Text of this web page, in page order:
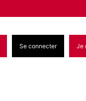
Se connecter Je